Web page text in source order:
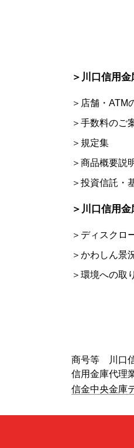
＞川口信用
＞店舗・ATM
＞手数料のご
＞規定集
＞商品概要説
＞投資信託・
＞川口信用
＞ディスクロ
＞かわしん景
＞環境への取
商号等 川口
信用金庫代理
信金中央金庫